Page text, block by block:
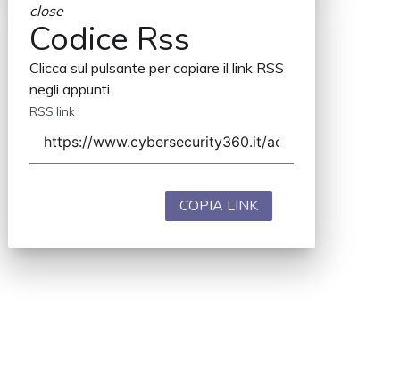
close
Codice Rss
Clicca sul pulsante per copiare il link RSS
negli appunti.
RSS link
COPIA LINK